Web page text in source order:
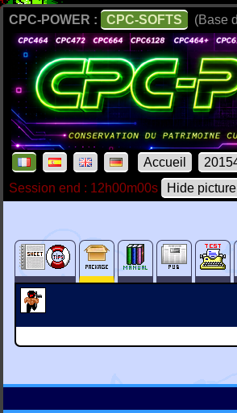
CPC-POWER : CPC-SOFTS (Base
Accueil
Session end : 12h00m00s
Hide